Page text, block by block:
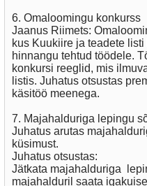
6. Omaloomingu konkurss
Jaanus Riimets:
kus Kuukiire ja teadete
hinnangu tehtud töödele.
konkursi reeglid, mis
listis. Juhatus otsustas
käsitöö meenega.
7. Majahalduriga lepingu
Juhatus arutas
küsimust.
Juhatus otsustas:
Jätkata majahalduriga
majahalduril saata